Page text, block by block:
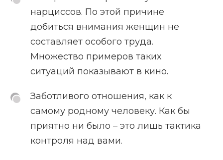
нарциссов. По этой причине
добиться внимания женщин не
составляет особого труда.
Множество примеров таких
ситуаций показывают в кино.
Заботливого отношения, как к
самому родному человеку. Как бы
приятно ни было – это лишь тактика
контроля над вами.